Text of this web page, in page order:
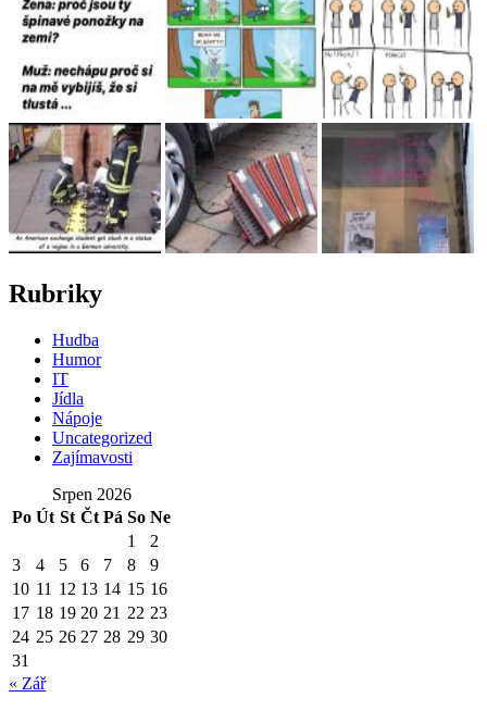
Rubriky
Hudba
Humor
IT
Jídla
Nápoje
Uncategorized
Zajímavosti
Srpen 2026
Po Út St Čt Pá So Ne
1
2
3
4 5 6 7 8
9
10 11 12 13 14 15 16
17 18 19 20 21 22 23
24 25 26 27 28 29 30
31
« Zář